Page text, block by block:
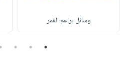
وسائل براعم القمر
1
2
3